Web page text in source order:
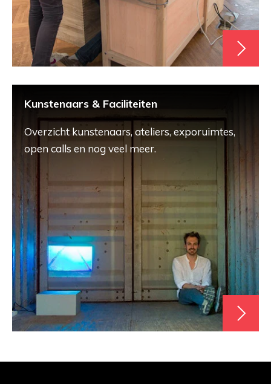
Kunstenaars & Faciliteiten
Overzicht kunstenaars, ateliers, exporuimtes,
open calls en nog veel meer.